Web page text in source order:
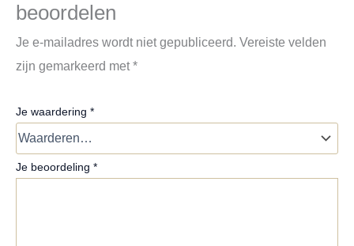
beoordelen
Je e-mailadres wordt niet gepubliceerd. Vereiste velden
zijn gemarkeerd met*
Je waardering *
Je beoordeling *